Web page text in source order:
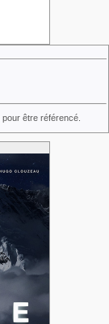
être référencé.